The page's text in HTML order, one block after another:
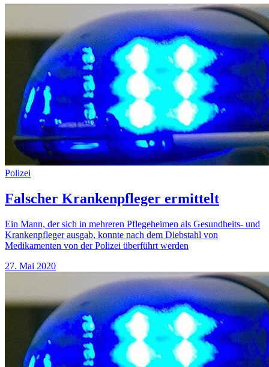
Polizei
Falscher Krankenpfleger ermittelt
Ein Mann, der sich in mehreren Pflegeheimen als Gesundheits- und
Krankenpfleger ausgab, konnte nach dem Diebstahl von
Medikamenten von der Polizei überführt werden
27. Mai 2020